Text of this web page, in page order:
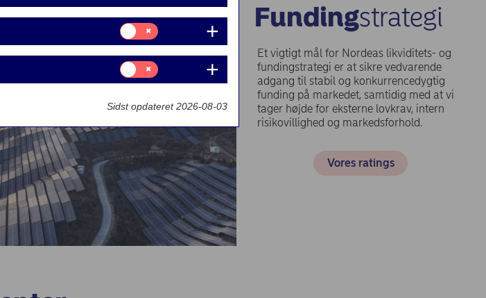
Fundingstrategi
Et vigtigt mål for Nordeas likviditets- og
fundingstrategi er at sikre vedvarende
adgang til stabil og konkurrencedygtig
funding på markedet, samtidig med at vi
tager højde for eksterne lovkrav, intern
risikovillighed og markedsforhold.
Vores ratings
Samtykke
til:
Statistik
Samtykke
til:
Markedsføring
Sidst opdateret 2026-08-03